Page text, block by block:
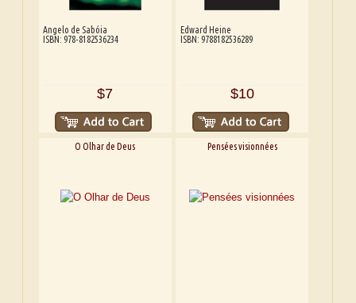
Angelo de Sabóia
ISBN: 978-8182536234
$7
Edward Heine
ISBN: 9788182536289
$10
O Olhar de Deus Pensées visionnées